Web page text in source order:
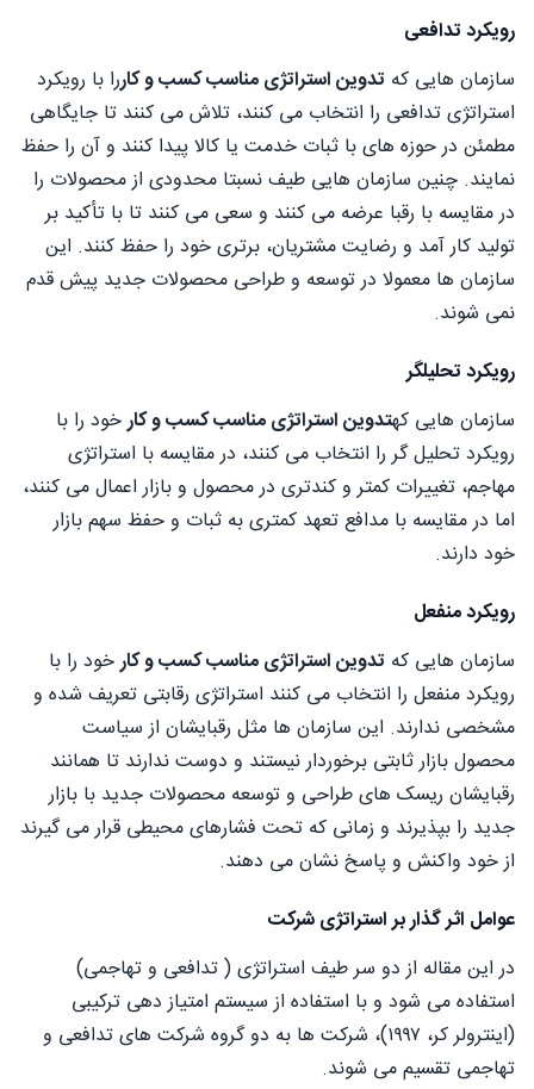
رویکرد تدافعی
سازمان هایی که تدوین استراتژی مناسب کسب و کاررا با رویکرد
استراتژی تدافعی را انتخاب می کنند، تلاش می کنند تا جایگاهی
مطمئن در حوزه های با ثبات خدمت یا کالا پیدا کنند و آن را حفظ
نمایند. چنین سازمان هایی طیف نسبتا محدودی از محصولات را
در مقایسه با رقبا عرضه می کنند و سعی می کنند تا با تأکید بر
تولید کار آمد و رضایت مشتریان، برتری خود را حفظ کنند. این
سازمان ها معمولا در توسعه و طراحی محصولات جدید پیش قدم
نمی شوند.
رویکرد تحلیلگر
سازمان هایی کهتدوین استراتژی مناسب کسب و کارخود را با
رویکرد تحلیل گر را انتخاب می کنند، در مقایسه با استراتژی
مهاجم، تغییرات کمتر و کندتری در محصول و بازار اعمال می کنند،
اما در مقایسه با مدافع تعهد کمتری به ثبات و حفظ سهم بازار
خود دارند.
رویکرد منفعل
سازمان هایی که تدوین استراتژی مناسب کسب و کارخود را با
رویکرد منفعل را انتخاب می کنند استراتژی رقابتی تعریف شده و
مشخصی ندارند. این سازمان ها مثل رقبایشان از سیاست
محصول بازار ثابتی برخوردار نیستند و دوست ندارند تا همانند
رقبایشان ریسک های طراحی و توسعه محصولات جدید با بازار
جدید را بپذیرند و زمانی که تحت فشارهای محیطی قرار می گیرند
از خود واکنش و پاسخ نشان می دهند.
عوامل اثر گذار بر استراتژی شرکت
در این مقاله از دو سر طیف استراتژی ( تدافعی و تهاجمی)
استفاده می شود و با استفاده از سیستم امتیاز دهی ترکیبی
(اینترولر کر، ۱۹۹۷)، شرکت ها به دو گروه شرکت های تدافعی و
تهاجمی تقسیم می شوند.